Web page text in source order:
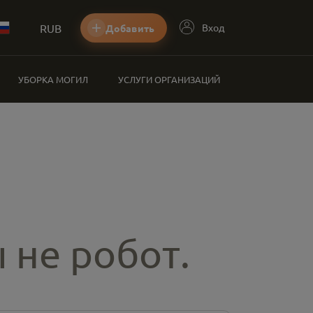
RUB Добавить Вход
УБОРКА МОГИЛ УСЛУГИ ОРГАНИЗАЦИЙ
робот.